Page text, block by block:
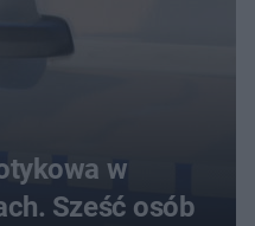
w
Sześć osób